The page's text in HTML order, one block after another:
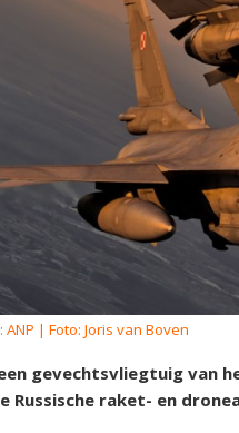
ANP | Foto: Joris van Boven
gevechtsvliegtuig van
Russische raket- en